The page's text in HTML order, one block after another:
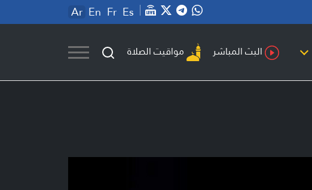
Ar En Fr Es
البث المباشر مواقيت الصلاة